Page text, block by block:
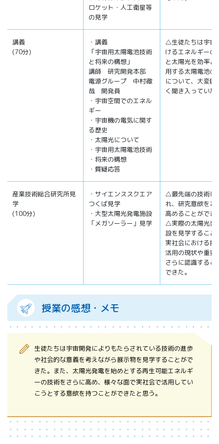
ロケット・人工衛星等
の見学
講義
(70分)
・講義
「宇宙用太陽電池技術
と将来の構想」
講師 研究開発本部
電源グループ 中村徹
哉 開発員
・宇宙空間でのエネル
ギー
・宇宙機の電気に関す
る歴史
・太陽光について
・宇宙用太陽電池技術
・将来の構想
・質疑応答
△生徒たちは宇宙
けるエネルギーの
と太陽光を効率よ
用する太陽電池の
について、大変興
く聞き入っていた
産業技術総合研究所見
学
(100分)
・サイエンススクエア
つくば見学
・大型太陽光発電施設
「メガソーラー」見学
△最先端の技術に
れ、研究意欲をさ
高めることができ
△実際の太陽光発
設を見学すること
実社会における技
活用の現状や重要
さらに認識するこ
できた。
授業の感想・メモ
生徒たちは宇宙開発によりもたらされている技術の進歩
や社会的な意義を考えながら展示物を見学することがで
きた。また、太陽光発電を始めとする再生可能エネルギ
ーの技術をさらに高め、様々な面で実社会で活用してい
こうとする意欲を持つことができたと思う。